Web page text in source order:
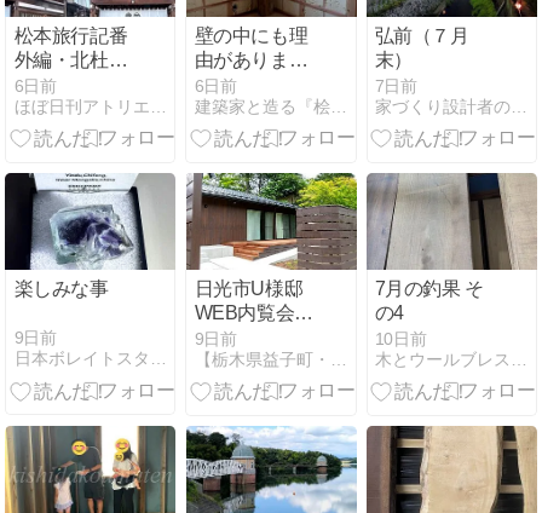
松本旅行記番
外編・北杜市
と日本酒七賢
6日前
壁の中にも理
由があります
｜見えなくな
る「胴縁施
工」が家の寿
理由【越生町
の注文住宅】
6日前
建築家と造る『桧造りの家』
弘前（７月
末）
7日前
家づくり設計者の日常 〜よろず話〜
楽しみな事
9日前
日本ボレイトスタッフブログ
日光市U様邸
WEB内覧会・
スケルトンリ
ノベーション
9日前
7月の釣果 そ
の4
10日前